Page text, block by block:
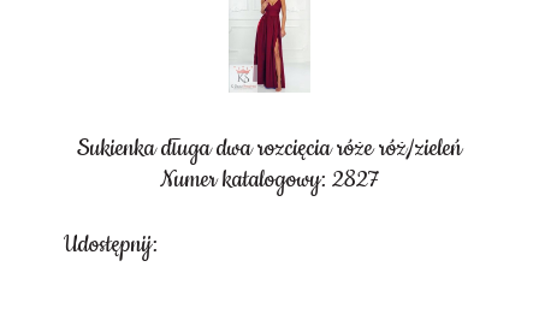
Sukienka długa dwa rozcięcia róże róż/zieleń
Numer katalogowy: 2827
Udostępnij: